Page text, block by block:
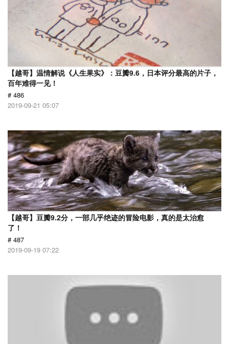
【越哥】温情解说《人生果实》：豆瓣9.6，日本评分最高的片子，
百年难得一见！
# 486
2019-09-21 05:07
【越哥】豆瓣9.2分，一部几乎绝迹的冒险电影，真的是太治愈
了！
# 487
2019-09-19 07:22